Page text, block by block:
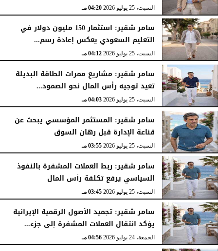
السبت، 25 يوليو 2026 04:20 مـ
سامر شقير: استثمار 150 مليون دولار في
التعليم السعودي يعكس إعادة رسم...
السبت، 25 يوليو 2026 04:12 مـ
سامر شقير: مشاريع ممرات الطاقة البديلة
تعيد توجيه رأس المال نحو الصمود...
السبت، 25 يوليو 2026 04:03 مـ
سامر شقير: المستثمر المؤسسي يبحث عن
قناعة الإدارة قبل رهان السوق
السبت، 25 يوليو 2026 03:55 مـ
سامر شقير: ربط العملات المشفرة بالنفوذ
السياسي يرفع تكلفة رأس المال
السبت، 25 يوليو 2026 03:45 مـ
سامر شقير: تجميد الأصول الرقمية الإيرانية
يؤكد انتقال العملات المشفرة إلى جزء...
الجمعة، 24 يوليو 2026 04:56 مـ